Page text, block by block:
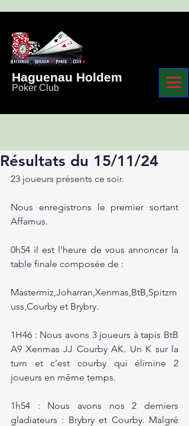
Haguenau Holdem
Poker Club
Résultats du 15/11/24
23 joueurs présents ce soir.
Nous enregistrons le premier sortant
Affamus.
0h54 il est l'heure de vous annoncer la
table finale composée de :
Mastermiz,Joharran,Xenmas,BtB,Spitzm
uss,Courby et Brybry.
1H46 : Nous avons 3 joueurs à tapis BtB
A9 Xenmas JJ Courby AK. Un K sur la
turn et c'est courby qui élimine 2
joueurs en même temps.
1h54 : Nous avons nos 2 derniers
gladiateurs : Brybry et Courby. Malgré